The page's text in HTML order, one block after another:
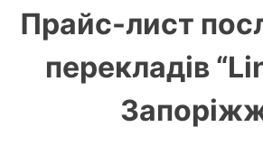
Прайс-лист
перекладів